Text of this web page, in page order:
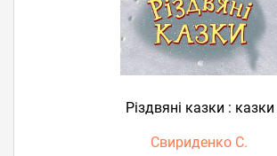
Різдвяні казки : казки
Свириденко С.